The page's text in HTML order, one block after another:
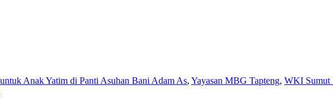
Anak Yatim di Panti Asuhan Bani Adam As, Yayasan MBG Tapteng, WKI Sumut